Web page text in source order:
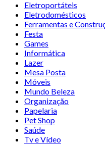
Eletroportáteis
Eletrodomésticos
Ferramentas e
Festa
Games
Informática
Lazer
Mesa Posta
Móveis
Mundo Beleza
Organização
Papelaria
Pet Shop
Saúde
Tv e Vídeo